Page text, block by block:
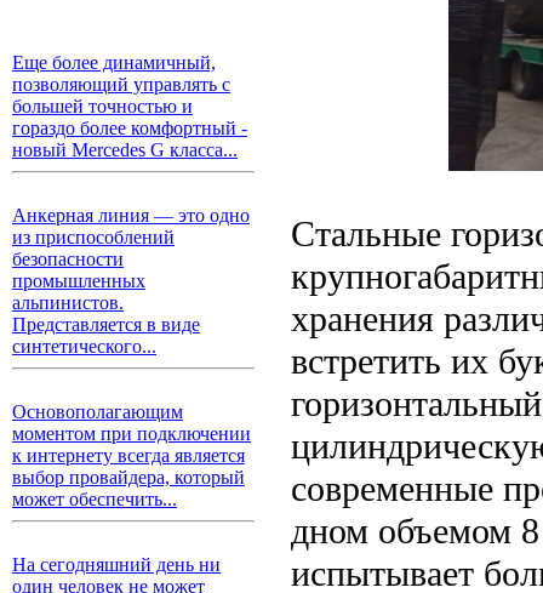
Еще более динамичный,
позволяющий управлять с
большей точностью и
гораздо более комфортный -
новый Mercedes G класса...
Анкерная линия — это одно
из приспособлений
безопасности
промышленных
альпинистов.
Представляется в виде
синтетического...
Основополагающим
моментом при подключении
к интернету всегда является
выбор провайдера, который
может обеспечить...
На сегодняшний день ни
один человек не может
Стальные
хранения
встретить их
современные
дном объемом 8
испытывает